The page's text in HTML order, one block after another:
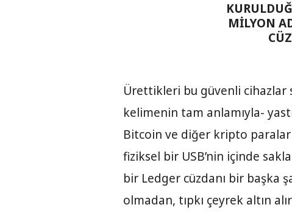
MILYON
Ürettikleri bu güvenli cihazlar
kelimenin tam anlamıyla-
Bitcoin ve diğer kripto paralar
fiziksel bir USB’nin içinde
bir Ledger cüzdanı bir başka
olmadan, tıpkı çeyrek altın